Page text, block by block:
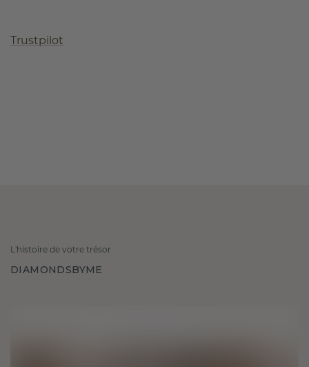
Trustpilot
L'histoire de votre trésor
DIAMONDSBYME